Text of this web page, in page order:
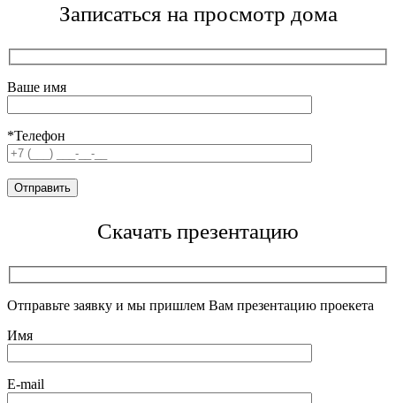
Записаться на просмотр дома
Ваше имя
*Телефон
Скачать презентацию
Отправьте заявку и мы пришлем Вам презентацию проекета
Имя
E-mail